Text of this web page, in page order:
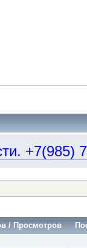
+7(985)
/ Просмотров